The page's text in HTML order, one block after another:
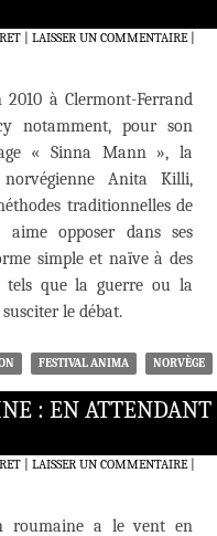
LAISSER UN COMMENTAIRE|
2010 à Clermont-Ferrand
notamment, pour son
« Sinna Mann », la
norvégienne Anita Killi,
traditionnelles de
aime opposer dans ses
simple et naïve à des
tels que la guerre ou la
le débat.
FESTIVAL ANIMA NORVÈGE
: EN ATTENDANT
LAISSER UN COMMENTAIRE|
roumaine a le vent en